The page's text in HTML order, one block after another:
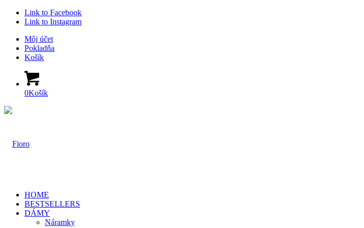
Link to Facebook
Link to Instagram
Môj účet
Pokladňa
Košík
0Košík
HOME
BESTSELLERS
DÁMY
Náramky